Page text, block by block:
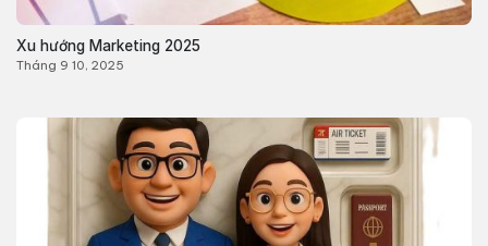
Xu hướng Marketing 2025
Tháng 9 10, 2025